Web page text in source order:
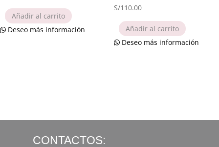
Añadir al carrito
Deseo más información
S/110.00
Añadir al carrito
Deseo más información
CONTACTOS: